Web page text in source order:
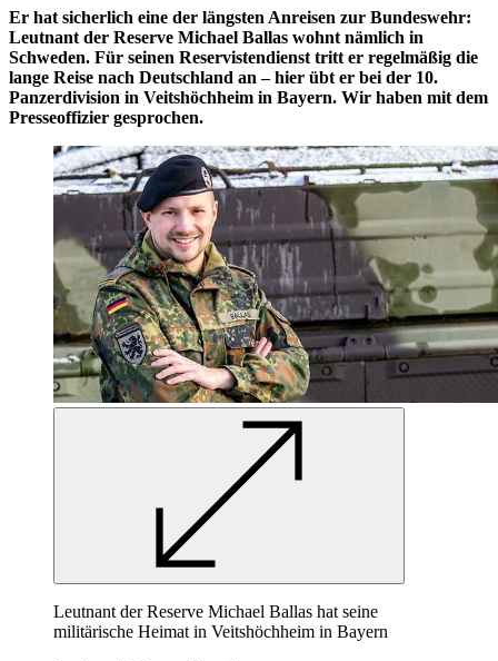
Er hat sicherlich eine der längsten Anreisen zur Bundeswehr:
Leutnant der Reserve Michael Ballas wohnt nämlich in
Schweden. Für seinen Reservistendienst tritt er regelmäßig die
lange Reise nach Deutschland an – hier übt er bei der 10.
Panzerdivision in Veitshöchheim in Bayern. Wir haben mit dem
Presseoffizier gesprochen.
Leutnant der Reserve Michael Ballas hat seine
militärische Heimat in Veitshöchheim in Bayern